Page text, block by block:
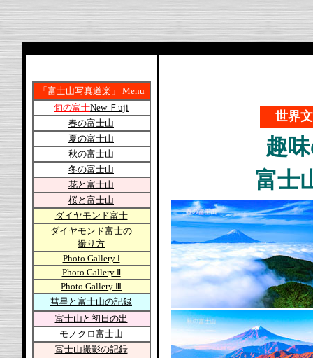
「富士山写真道楽」 Menu
旬の富士New Ｆuji
春の富士山
夏の富士山
秋の富士山
冬の富士山
花と富士山
桜と富士山
ダイヤモンド富士
ダイヤモンド富士の
撮り方
Photo Gallery Ⅰ
Photo Gallery Ⅱ
Photo Gallery Ⅲ
彗星と富士山の記録
富士山と初日の出
モノクロ富士山
富士山撮影の記録
世界
趣
富士